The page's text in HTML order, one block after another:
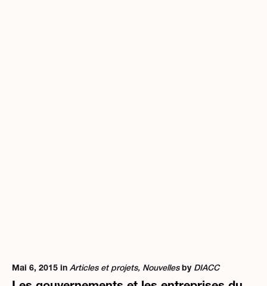
Mai 6, 2015 in Articles et projets, Nouvellesby DIACC